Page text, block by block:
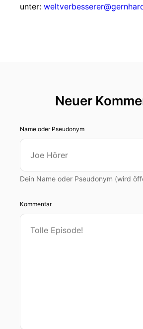
unter:
Neuer
Name oder Pseudonym
Dein Name oder Pseudonym (wird
Kommentar